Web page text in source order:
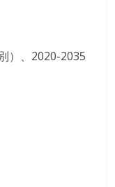
）、2020-2035